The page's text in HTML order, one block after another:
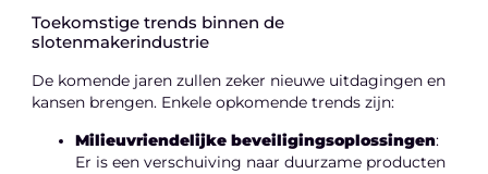
Toekomstige trends binnen de
slotenmakerindustrie
De komende jaren zullen zeker nieuwe uitdagingen en
kansen brengen. Enkele opkomende trends zijn:
Milieuvriendelijke beveiligingsoplossingen:
Er is een verschuiving naar duurzame producten